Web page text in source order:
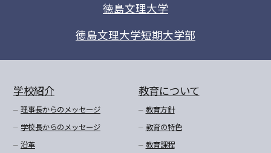
徳島文理大学
徳島文理大学短期大学部
学校紹介
理事長からのメッセージ
学校長からのメッセージ
沿革
教育について
教育方針
教育の特色
教育課程